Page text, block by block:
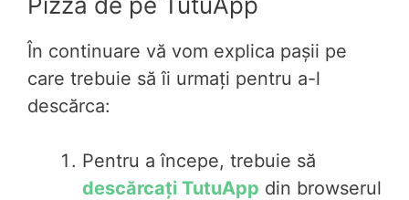
În continuare vă vom explica pașii pe
care trebuie să îi urmați pentru a-l
descărca:
Pentru a începe, trebuie să
descărcați TutuApp din browserul